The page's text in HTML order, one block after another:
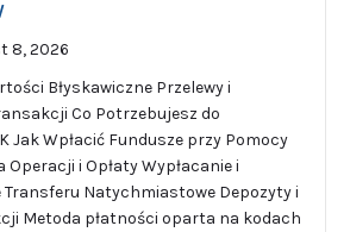
8, 2026
Błyskawiczne Przelewy i
Co Potrzebujesz do
Jak Wpłacić Fundusze przy Pomocy
Operacji i Opłaty Wypłacanie i
Transferu Natychmiastowe Depozyty i
Metoda płatności oparta na kodach